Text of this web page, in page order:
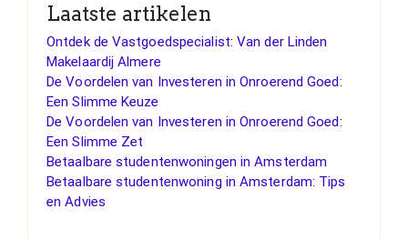
Laatste artikelen
Ontdek de Vastgoedspecialist: Van der Linden
Makelaardij Almere
De Voordelen van Investeren in Onroerend Goed:
Een Slimme Keuze
De Voordelen van Investeren in Onroerend Goed:
Een Slimme Zet
Betaalbare studentenwoningen in Amsterdam
Betaalbare studentenwoning in Amsterdam: Tips
en Advies